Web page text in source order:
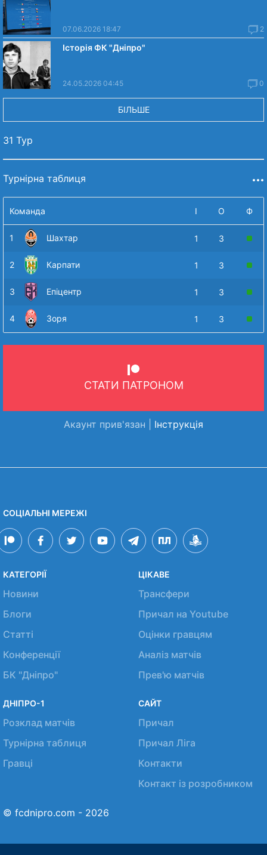
07.06.2026 18:47 2
Історія ФК "Дніпро"
24.05.2026 04:45 0
БІЛЬШЕ
31 Тур
Турнірна таблиця
Команда І О Ф
1 Шахтар 1 3
2 Карпати 1 3
3 Епіцентр 1 3
4 Зоря 1 3
СТАТИ ПАТРОНОМ
Акаунт прив'язан | Інструкція
СОЦІАЛЬНІ МЕРЕЖІ
КАТЕГОРІЇ
Новини
Блоги
Статті
Конференції
БК "Дніпро"
ЦІКАВЕ
Трансфери
Причал на Youtube
Оцінки гравцям
Аналіз матчів
Прев'ю матчів
ДНІПРО-1
Розклад матчів
Турнірна таблиця
Гравці
САЙТ
Причал
Причал Ліга
Контакти
Контакт із розробником
© fcdnipro.com - 2026